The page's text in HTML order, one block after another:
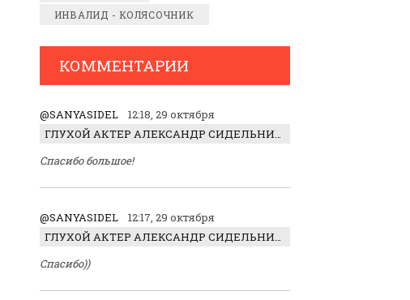
ИНВАЛИД - КОЛЯСОЧНИК
КОММЕНТАРИИ
@SANYASIDEL
12:18, 29 октября
ГЛУХОЙ АКТЕР АЛЕКСАНДР СИДЕЛЬНИКОВ: «С НАСЛАЖДЕНИЕМ ИГРАЛ ОТРИЦАТЕЛЬНОГО ГЕРОЯ!»
Спасибо большое!
@SANYASIDEL
12:17, 29 октября
ГЛУХОЙ АКТЕР АЛЕКСАНДР СИДЕЛЬНИКОВ: «С НАСЛАЖДЕНИЕМ ИГРАЛ ОТРИЦАТЕЛЬНОГО ГЕРОЯ!»
Спасибо))